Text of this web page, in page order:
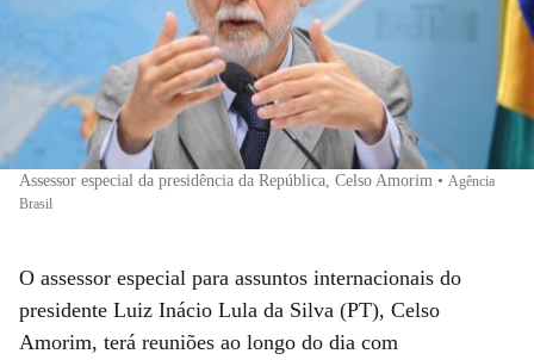
Assessor especial da presidência da República, Celso Amorim • Agência
Brasil
O assessor especial para assuntos internacionais do
presidente Luiz Inácio Lula da Silva (PT), Celso
Amorim, terá reuniões ao longo do dia com